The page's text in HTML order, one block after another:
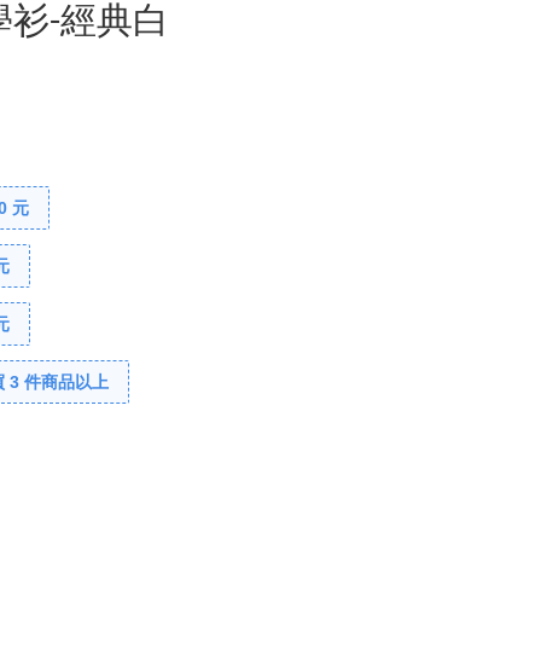
衫-經典白
元
3 件商品以上